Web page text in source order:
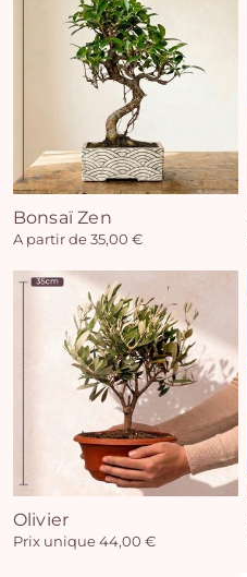
Bonsaï Zen
A partir de 35,00 €
Olivier
Prix unique 44,00 €